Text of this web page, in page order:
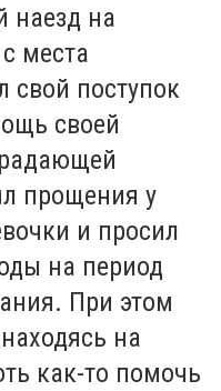
наезд на
места
свой поступок
своей
прощения у
и просил
на период
При этом
на
как-то помочь